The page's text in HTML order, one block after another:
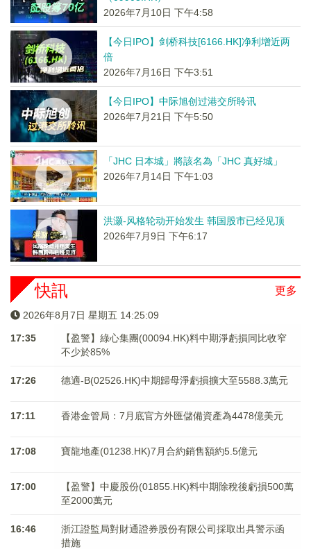
2026年7月10日 下午4:58
【今日IPO】剑桥科技[6166.HK]净利增近两
倍
2026年7月16日 下午3:51
【今日IPO】中际旭创过港交所聆讯
2026年7月21日 下午5:50
「JHC 日本城」將該名為「JHC 真好城」
2026年7月14日 下午1:03
洪灏-风格轮动开始发生 韩国股市已经见顶
2026年7月9日 下午6:17
更多
快訊
2026年8月7日 星期五 14:25:10
17:35
【盈警】綠心集團(00094.HK)料中期淨虧損同比收窄
不少於85%
17:26 德適-B(02526.HK)中期歸母淨虧損擴大至5588.3萬元
17:11 香港金管局：7月底官方外匯儲備資產為4478億美元
17:08 寶龍地產(01238.HK)7月合約銷售額約5.5億元
17:00
【盈警】中慶股份(01855.HK)料中期除稅後虧損500萬
至2000萬元
16:46
浙江證監局對財通證券股份有限公司採取出具警示函
措施